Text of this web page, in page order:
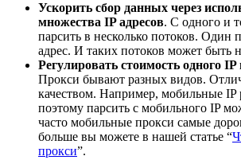
Ускорить сбор данных через
множества IP адресов. С одного и
парсить в несколько потоков. Один
адрес. И таких потоков может быть
Регулировать стоимость одного IP
Прокси бывают разных видов.
качеством. Например, мобильные IP
поэтому парсить с мобильного IP
часто мобильные прокси самые
больше вы можете в нашей статье “
прокси”.